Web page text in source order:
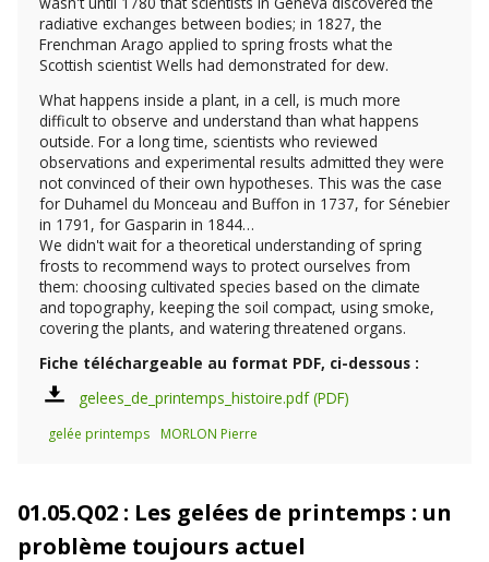
radiative exchanges between bodies; in 1827, the
Frenchman Arago applied to spring frosts what the
Scottish scientist Wells had demonstrated for dew.
What happens inside a plant, in a cell, is much more
difficult to observe and understand than what happens
outside. For a long time, scientists who reviewed
observations and experimental results admitted they were
not convinced of their own hypotheses. This was the case
for Duhamel du Monceau and Buffon in 1737, for Sénebier
in 1791, for Gasparin in 1844…
We didn't wait for a theoretical understanding of spring
frosts to recommend ways to protect ourselves from
them: choosing cultivated species based on the climate
and topography, keeping the soil compact, using smoke,
covering the plants, and watering threatened organs.
Fiche téléchargeable au format PDF, ci-dessous :
gelees_de_printemps_histoire.pdf
gelée printemps MORLON Pierre
01.05.Q02 : Les gelées de printemps : un
problème toujours actuel